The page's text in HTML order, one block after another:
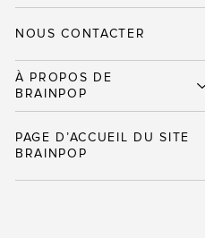
NOUS CONTACTER
À PROPOS DE
BRAINPOP
PAGE D’ACCUEIL DU SITE
BRAINPOP